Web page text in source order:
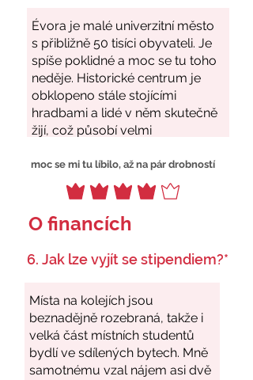
moc se mi tu líbilo, až na pár drobností
O financích
6. Jak lze vyjít se stipendiem?*